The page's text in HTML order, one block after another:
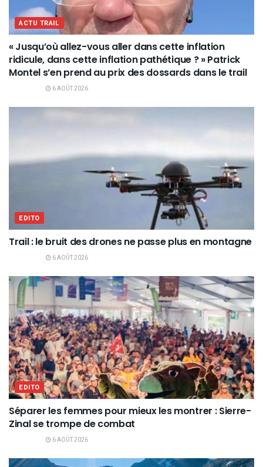
ACTU TRAIL
« Jusqu’où allez-vous aller dans cette inflation
ridicule, dans cette inflation pathétique ? » Patrick
Montel s’en prend au prix des dossards dans le trail
6 AOÛT 2026
EDITO
Trail : le bruit des drones ne passe plus en montagne
6 AOÛT 2026
EDITO
Séparer les femmes pour mieux les montrer : Sierre-
Zinal se trompe de combat
6 AOÛT 2026